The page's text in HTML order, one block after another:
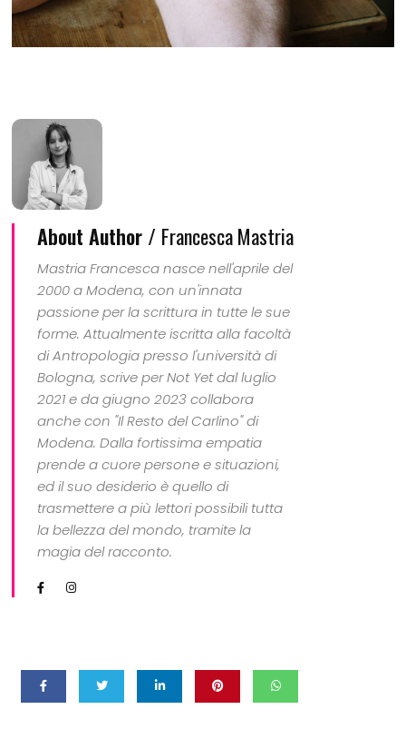
About Author / Francesca Mastria
Mastria Francesca nasce nell'aprile del
2000 a Modena, con un'innata
passione per la scrittura in tutte le sue
forme. Attualmente iscritta alla facoltà
di Antropologia presso l'università di
Bologna, scrive per Not Yet dal luglio
2021 e da giugno 2023 collabora
anche con "Il Resto del Carlino" di
Modena. Dalla fortissima empatia
prende a cuore persone e situazioni,
ed il suo desiderio è quello di
trasmettere a più lettori possibili tutta
la bellezza del mondo, tramite la
magia del racconto.